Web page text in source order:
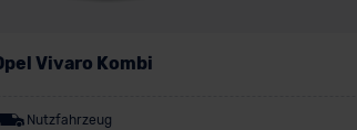
Vivaro Kombi
Nutzfahrzeug